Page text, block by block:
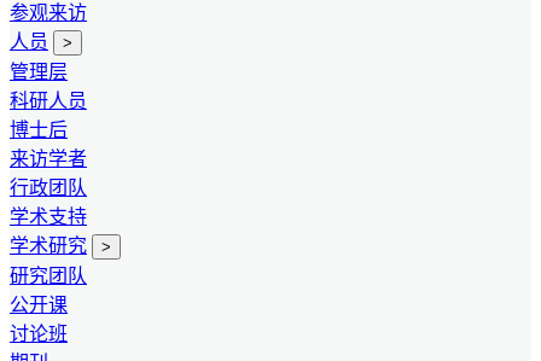
参观来访
人员
>
管理层
科研人员
博士后
来访学者
行政团队
学术支持
学术研究
>
研究团队
公开课
讨论班